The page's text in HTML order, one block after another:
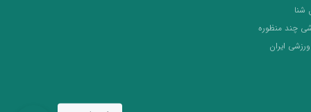
شنا
چند منظوره
ایران